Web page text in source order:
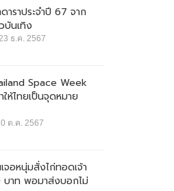
าราประจำปี 67 จาก
บันเทิง
ธ.ค. 2567
Space Week
ห้ไทยเป็นจุดหมาย
ต.ค. 2567
จอหนุ่มสั่งไก่ทอดเจ้า
าท พอมาส่งบอกไม่